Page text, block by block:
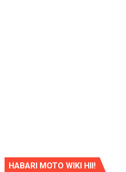
HABARI MOTO WIKI HII!